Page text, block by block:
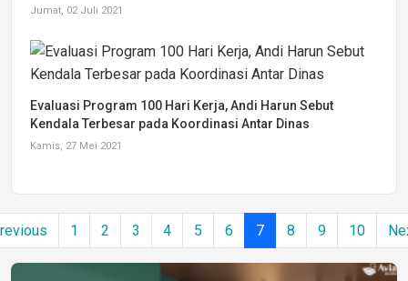
Jumat, 02 Juli 2021
Evaluasi Program 100 Hari Kerja, Andi Harun Sebut
Kendala Terbesar pada Koordinasi Antar Dinas
Kamis, 27 Mei 2021
1 2 3 4 5 6 7 8 9 10